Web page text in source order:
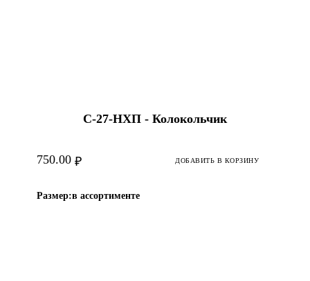
С-27-НХП - Колокольчик
₽
750.00 ДОБАВИТЬ В КОРЗИНУ
Размер:в ассортименте